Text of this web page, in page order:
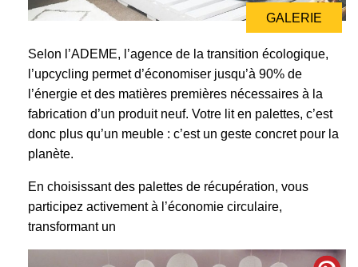
GALERIE
GALERIE
Selon l’ADEME, l’agence de la transition écologique,
l’upcycling permet d’économiser jusqu’à 90% de
l’énergie et des matières premières nécessaires à la
fabrication d’un produit neuf. Votre lit en palettes, c’est
donc plus qu’un meuble : c’est un geste concret pour la
planète.
En choisissant des palettes de récupération, vous
participez activement à l’économie circulaire,
transformant un